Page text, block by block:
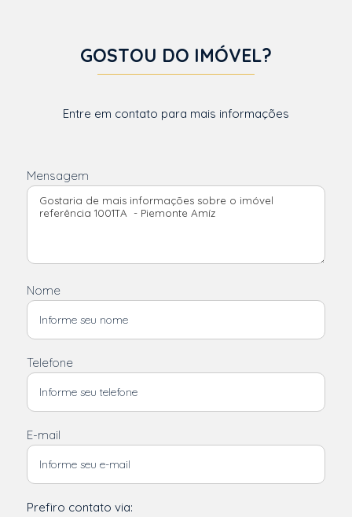
GOSTOU DO IMÓVEL?
Entre em contato para mais informações
Mensagem
Nome
Telefone
E-mail
Prefiro contato via: